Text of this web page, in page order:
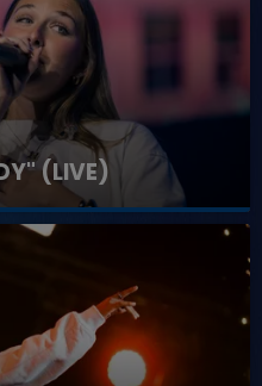
(LIVE)